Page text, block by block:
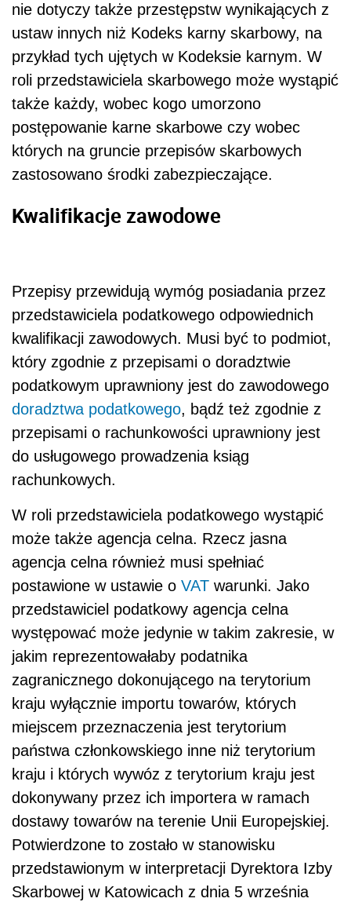
nie dotyczy także przestępstw wynikających z
ustaw innych niż Kodeks karny skarbowy, na
przykład tych ujętych w Kodeksie karnym. W
roli przedstawiciela skarbowego może wystąpić
także każdy, wobec kogo umorzono
postępowanie karne skarbowe czy wobec
których na gruncie przepisów skarbowych
zastosowano środki zabezpieczające.
Kwalifikacje zawodowe
Przepisy przewidują wymóg posiadania przez
przedstawiciela podatkowego odpowiednich
kwalifikacji zawodowych. Musi być to podmiot,
który zgodnie z przepisami o doradztwie
podatkowym uprawniony jest do zawodowego
doradztwa podatkowego, bądź też zgodnie z
przepisami o rachunkowości uprawniony jest
do usługowego prowadzenia ksiąg
rachunkowych.
W roli przedstawiciela podatkowego wystąpić
może także agencja celna. Rzecz jasna
agencja celna również musi spełniać
postawione w ustawie o VAT warunki. Jako
przedstawiciel podatkowy agencja celna
występować może jedynie w takim zakresie, w
jakim reprezentowałaby podatnika
zagranicznego dokonującego na terytorium
kraju wyłącznie importu towarów, których
miejscem przeznaczenia jest terytorium
państwa członkowskiego inne niż terytorium
kraju i których wywóz z terytorium kraju jest
dokonywany przez ich importera w ramach
dostawy towarów na terenie Unii Europejskiej.
Potwierdzone to zostało w stanowisku
przedstawionym w interpretacji Dyrektora Izby
Skarbowej w Katowicach z dnia 5 września